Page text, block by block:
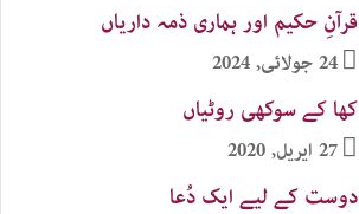
قرآنِ حکیم اور ہماری ذمہ داریاں
24 جولائی, 2024
کھا کے سوکھی روٹیاں
27 اپریل, 2020
دوست کے لیے ایک دُعا